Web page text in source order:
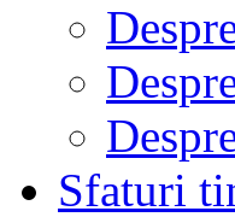
Sfaturi